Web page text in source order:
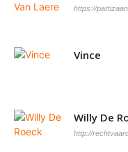
https://
Vince
Willy De
http://